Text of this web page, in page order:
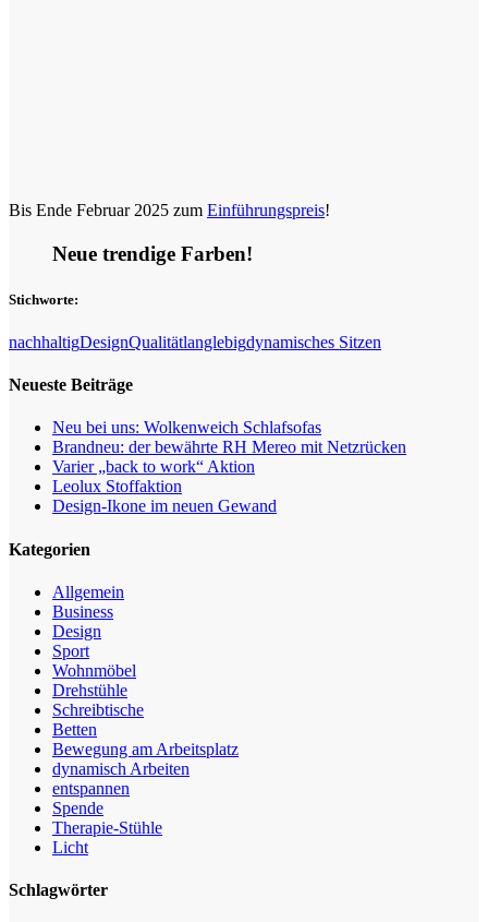
Bis Ende Februar 2025 zum Einführungspreis!
Neue trendige Farben!
Stichworte:
nachhaltigDesignQualitätlanglebigdynamisches Sitzen
Neueste Beiträge
Neu bei uns: Wolkenweich Schlafsofas
Brandneu: der bewährte RH Mereo mit Netzrücken
Varier „back to work“ Aktion
Leolux Stoffaktion
Design-Ikone im neuen Gewand
Kategorien
Allgemein
Business
Design
Sport
Wohnmöbel
Drehstühle
Schreibtische
Betten
Bewegung am Arbeitsplatz
dynamisch Arbeiten
entspannen
Spende
Therapie-Stühle
Licht
Schlagwörter